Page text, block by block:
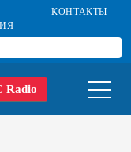
КОНТАКТЫ
Radio